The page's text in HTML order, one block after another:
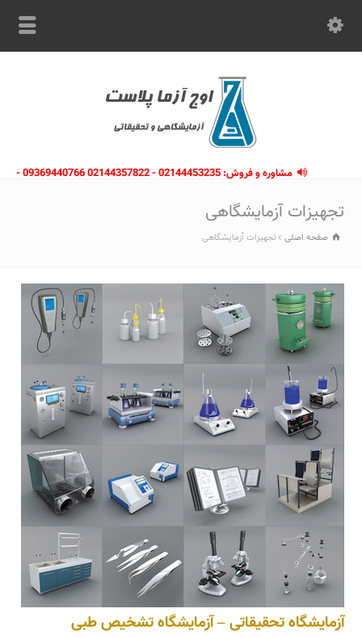
مشاوره و فروش: 02144453235 - 02144357822 09369440766 -
تجهیزات آزمایشگاهی
صفحه اصلی تجهیزات آزمایشگاهی
آزمایشگاه تحقیقاتی – آزمایشگاه تشخیص طبی